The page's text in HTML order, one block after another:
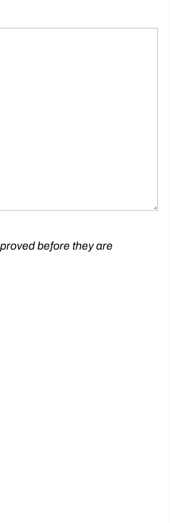
before they are